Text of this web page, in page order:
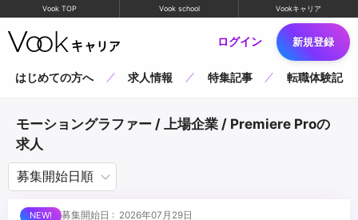
Vook TOP Vook school Vookキャリア
ログイン 新規登録
はじめての方へ 求人情報 特集記事 転職体験記
モーショングラファー / 上場企業 / Premiere Proの
求人
募集開始日 : 2026年07月29日